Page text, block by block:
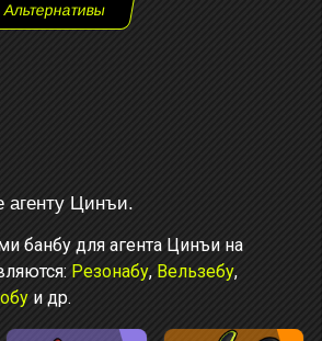
Альтернативы
агенту Цинъи.
банбу для агента Цинъи на
Резонабу, Вельзебу,
и др.